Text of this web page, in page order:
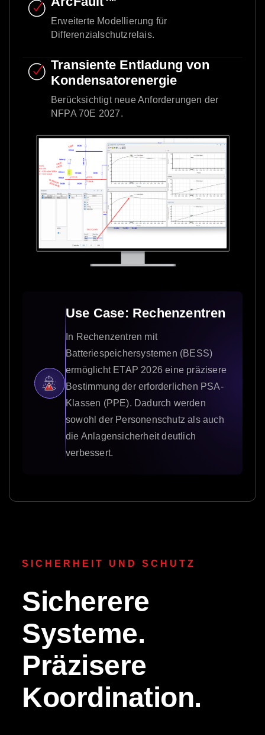
Use Case: Rechenzentren
In Rechenzentren mit
Batteriespeichersystemen (BESS)
ermöglicht ETAP 2026 eine präzisere
Bestimmung der erforderlichen PSA-
Klassen (PPE). Dadurch werden
sowohl der Personenschutz als auch
die Anlagensicherheit deutlich
verbessert.
Erweiterte Modellierung für
Differenzialschutzrelais.
Transiente Entladung von
Kondensatorenergie
Berücksichtigt neue Anforderungen der
NFPA 70E 2027.
SICHERHEIT UND SCHUTZ
Sicherere
Systeme.
Präzisere
Koordination.